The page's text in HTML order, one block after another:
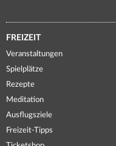
FREIZEIT
Veranstaltungen
Spielplätze
Rezepte
Meditation
Ausflugsziele
Freizeit-Tipps